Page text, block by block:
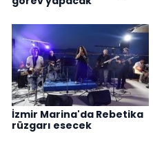
İzmir Marina'da Rebetika
rüzgarı esecek